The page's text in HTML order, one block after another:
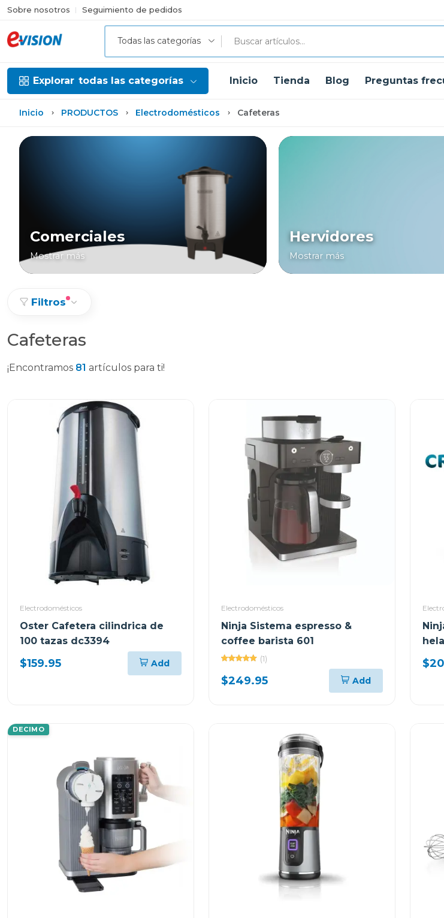
Sobre nosotros Seguimiento de pedidos
Todas las categorías
Explorar todas las categorías Inicio Tienda Blog Preguntas
Inicio PRODUCTOS Electrodomésticos Cafeteras
Comerciales
Mostrar más
Hervidores
Mostrar más
Filtros
Cafeteras
¡Encontramos 81 artículos para ti!
Electrodomésticos
Oster Cafetera cilindrica de
100 tazas dc3394
$159.95 Add
Electrodomésticos
Ninja Sistema espresso &
coffee barista 601
(1)
$249.95 Add
DECIMO